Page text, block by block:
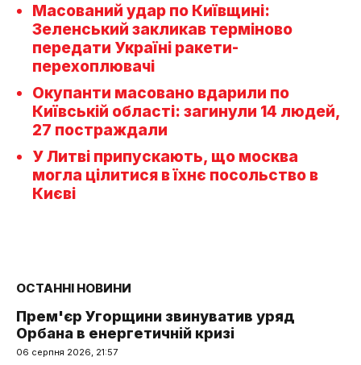
Масований удар по Київщині:
Зеленський закликав терміново
передати Україні ракети-
перехоплювачі
Окупанти масовано вдарили по
Київській області: загинули 14 людей,
27 постраждали
У Литві припускають, що москва
могла цілитися в їхнє посольство в
Києві
ОСТАННІ НОВИНИ
Прем'єр Угорщини звинуватив уряд
Орбана в енергетичній кризі
06 серпня 2026, 21:57